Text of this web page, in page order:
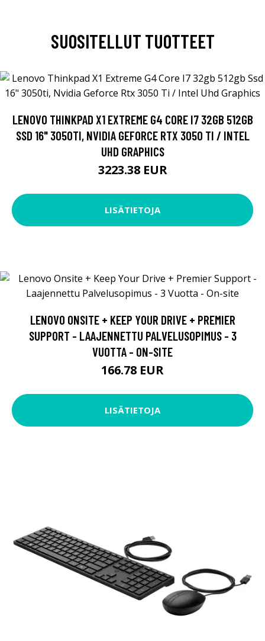
SUOSITELLUT TUOTTEET
LENOVO THINKPAD X1 EXTREME G4 CORE I7 32GB 512GB
SSD 16" 3050TI, NVIDIA GEFORCE RTX 3050 TI / INTEL
UHD GRAPHICS
3223.38 EUR
LISÄTIETOJA
LENOVO ONSITE + KEEP YOUR DRIVE + PREMIER
SUPPORT - LAAJENNETTU PALVELUSOPIMUS - 3
VUOTTA - ON-SITE
166.78 EUR
LISÄTIETOJA